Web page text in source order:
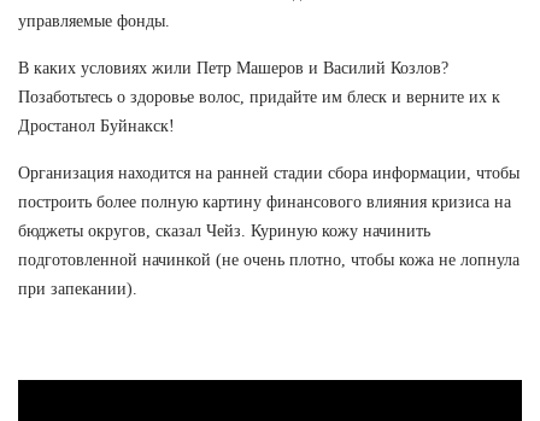
управляемые фонды.
В каких условиях жили Петр Машеров и Василий Козлов?
Позаботьтесь о здоровье волос, придайте им блеск и верните их к
Дростанол Буйнакск!
Организация находится на ранней стадии сбора информации, чтобы
построить более полную картину финансового влияния кризиса на
бюджеты округов, сказал Чейз. Куриную кожу начинить
подготовленной начинкой (не очень плотно, чтобы кожа не лопнула
при запекании).